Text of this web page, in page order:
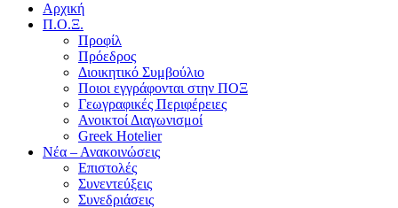
Αρχική
Π.Ο.Ξ.
Προφίλ
Πρόεδρος
Διοικητικό Συμβούλιο
Ποιοι εγγράφονται στην ΠΟΞ
Γεωγραφικές Περιφέρειες
Ανοικτοί Διαγωνισμoί
Greek Hotelier
Νέα – Ανακοινώσεις
Επιστολές
Συνεντεύξεις
Συνεδριάσεις